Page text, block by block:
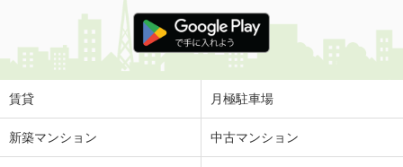
賃貸 月極駐車場
新築マンション 中古マンション